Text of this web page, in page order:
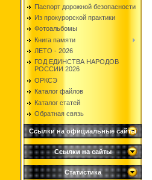
Паспорт дорожной безопасности
Из прокурорской практики
Фотоальбомы
Книга памяти
ЛЕТО - 2026
ГОД ЕДИНСТВА НАРОДОВ
РОССИИ 2026
ОРКСЭ
Каталог файлов
Каталог статей
Обратная связь
Ссылки на официальные сайты
Ссылки на сайты
Статистика